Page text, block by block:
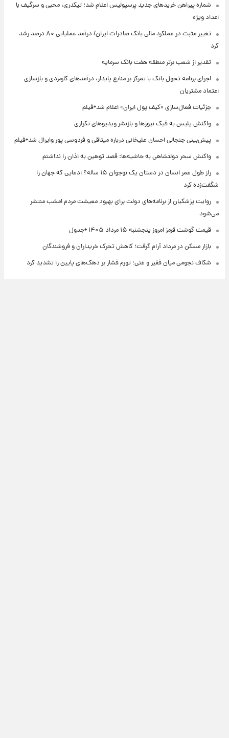
شماره پیراهن خریدهای جدید پرسپولیس اعلام شد؛ تیکدری، محبی و سرگیف با
اعداد ویژه
تغییر مثبت در عملکرد مالی بانک صادرات ایران/ درآمد عملیاتی ۸۰ درصد رشد
کرد
تقدیر از شعب برتر منطقه هفت بانک سرمایه
اجرای برنامه تحول بانک با تمرکز بر منابع پایدار، درآمدهای کارمزدی و بازسازی
اعتماد مشتریان
جزئیات فعال‌سازی «کیف پول ایران» اعلام شد+فیلم
واکنش پلیس به فیک نیوزها و بازنشر ویدیوهای تکراری
پیش‌بینی جنجالی احسان علیخانی درباره میثاقی و فردوسی پور وایرال شد+فیلم
واکنش سحر دولتشاهی به حاشیه‌ها: قصد توهین به اذان را نداشتم
راز طول عمر انسان در دستان یک نوجوان ۱۵ ساله؟ ادعایی که جهان را
شگفت‌زده کرد
روایت پزشکیان از برنامه‌های دولت برای بهبود معیشت مردم امشب منتشر
می‌شود
قیمت گوشت قرمز امروز پنجشنبه ۱۵ مرداد ۱۴۰۵ +جدول
بازار مسکن در مرداد آرام گرفت؛ کاهش تحرک خریداران و فروشندگان
شکاف نجومی میان فقیر و غنی؛ تورم فشار بر دهک‌های پایین را تشدید کرد